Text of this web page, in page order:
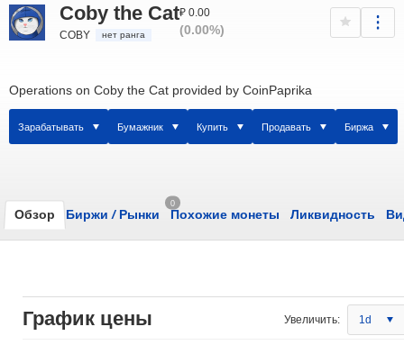
Coby the Cat
COBY нет ранга
₽ 0.00
(0.00%)
Operations on Coby the Cat provided by CoinPaprika
Зарабатывать Бумажник Купить Продавать Биржа
Обзор Биржи /Рынки
0
Похожие монеты Ликвидность
График цены Увеличить: 1d